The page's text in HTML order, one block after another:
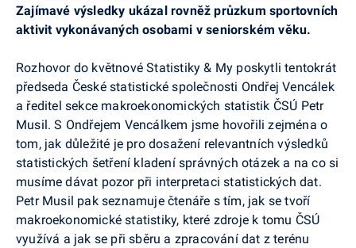
Zajímavé výsledky ukázal rovněž průzkum sportovních
aktivit vykonávaných osobami v seniorském věku.
Rozhovor do květnové Statistiky & My poskytli tentokrát
předseda České statistické společnosti Ondřej Vencálek
a ředitel sekce makroekonomických statistik ČSÚ Petr
Musil. S Ondřejem Vencálkem jsme hovořili zejména o
tom, jak důležité je pro dosažení relevantních výsledků
statistických šetření kladení správných otázek a na co si
musíme dávat pozor při interpretaci statistických dat.
Petr Musil pak seznamuje čtenáře s tím, jak se tvoří
makroekonomické statistiky, které zdroje k tomu ČSÚ
využívá a jak se při sběru a zpracování dat z terénu